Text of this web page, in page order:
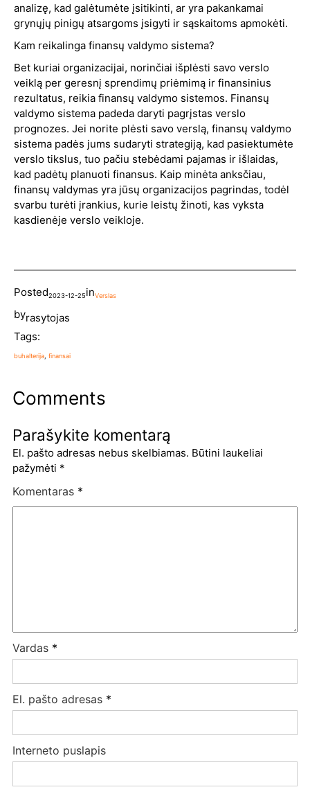
analizę, kad galėtumėte įsitikinti, ar yra pakankamai
grynųjų pinigų atsargoms įsigyti ir sąskaitoms apmokėti.
Kam reikalinga finansų valdymo sistema?
Bet kuriai organizacijai, norinčiai išplėsti savo verslo
veiklą per geresnį sprendimų priėmimą ir finansinius
rezultatus, reikia finansų valdymo sistemos. Finansų
valdymo sistema padeda daryti pagrįstas verslo
prognozes. Jei norite plėsti savo verslą, finansų valdymo
sistema padės jums sudaryti strategiją, kad pasiektumėte
verslo tikslus, tuo pačiu stebėdami pajamas ir išlaidas,
kad padėtų planuoti finansus. Kaip minėta anksčiau,
finansų valdymas yra jūsų organizacijos pagrindas, todėl
svarbu turėti įrankius, kurie leistų žinoti, kas vyksta
kasdienėje verslo veikloje.
Posted2023-12-25inVerslas
byrasytojas
Tags:
buhalterija finansai
Comments
Parašykite komentarą
El. pašto adresas nebus skelbiamas. Būtini laukeliai
pažymėti *
Komentaras *
Vardas *
El. pašto adresas *
Interneto puslapis